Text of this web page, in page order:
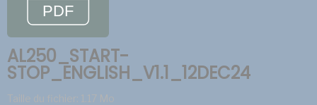
AL250_START-
STOP_ENGLISH_V1.1_12DEC24
Taille du fichier: 1.17 Mo